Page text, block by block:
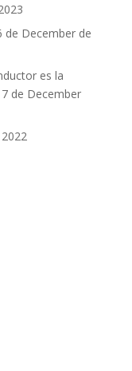
de December de
es la
7 de December